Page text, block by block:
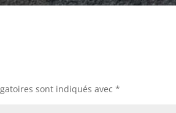
sont indiqués avec*